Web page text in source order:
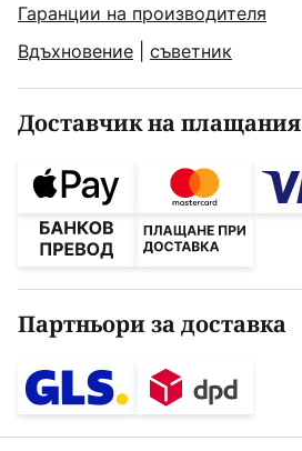
Гаранции на производителя
Вдъхновение
съветник
Доставчик на плащания
Партньори за доставка